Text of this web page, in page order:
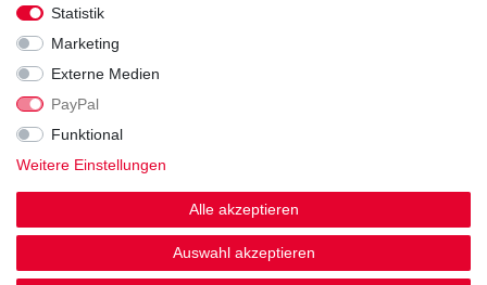
Kundenstimmen
Schnelle Lieferung alles top. Gerne wieder!
Datum der Veröffentlichung: 09.08.2026
Datum der Kauferfahrung: 01.08.2026
Statistik
Marketing
Externe Medien
PayPal
Funktional
Weitere Einstellungen
Alle akzeptieren
Auswahl akzeptieren